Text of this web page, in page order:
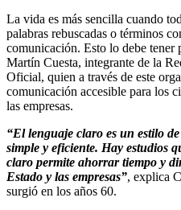
La vida es más sencilla cuando
palabras rebuscadas o términos
comunicación. Esto lo debe tener
Martín Cuesta, integrante de la
Oficial, quien a través de este
comunicación accesible para los
las empresas.
“El lenguaje claro es un estilo
simple y eficiente. Hay estudios
claro permite ahorrar tiempo y
Estado y las empresas”, explica
surgió en los años 60.